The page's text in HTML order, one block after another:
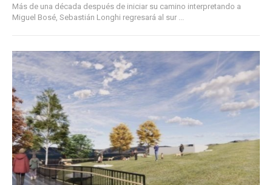
Más de una década después de iniciar su camino interpretando a
Miguel Bosé, Sebastián Longhi regresará al sur ...